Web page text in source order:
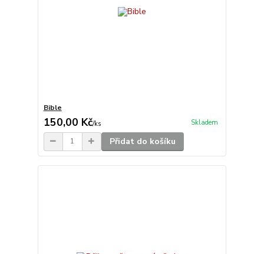
Bible
150,00 Kč/ks Skladem
Přidat do košíku